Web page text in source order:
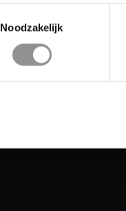
Noodzakelijk